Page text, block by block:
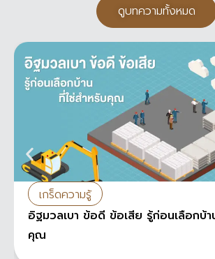
ดูบทความทั้งหมด
เกร็ดความรู้
อิฐมวลเบา ข้อดี ข้อเสีย รู้ก่อนเลือกบ้า
คุณ